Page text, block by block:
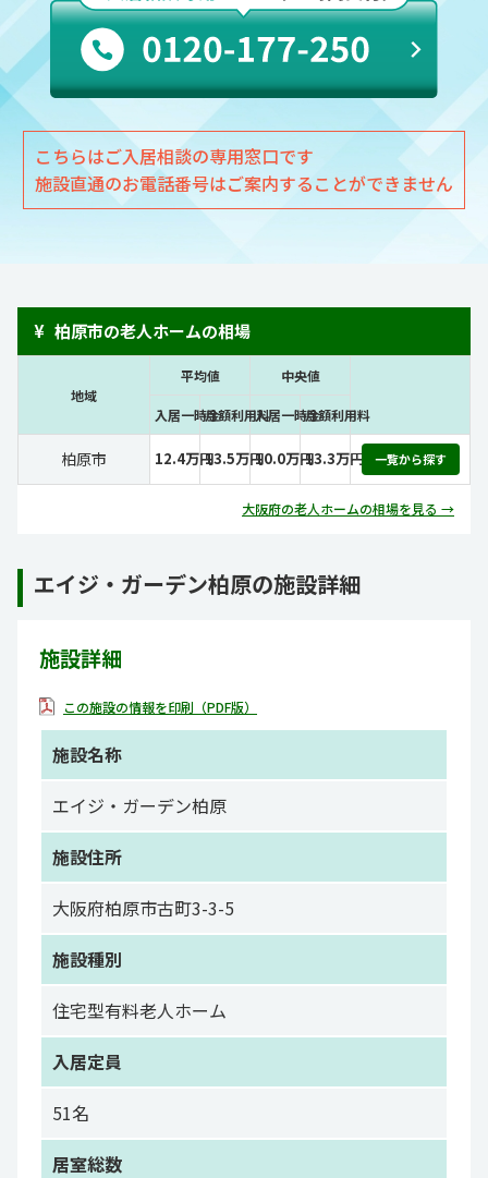
こちらはご入居相談の専用窓口です
施設直通のお電話番号はご案内することができません
¥ 柏原市の老人ホームの相場
地域
平均値 中央値
入居一時金月額利用料入居一時金月額利用料
柏原市 12.4万円13.5万円10.0万円13.3万円 一覧から探す
大阪府の老人ホームの相場を見る →
エイジ・ガーデン柏原の施設詳細
施設詳細
この施設の情報を印刷（PDF版）
施設名称
エイジ・ガーデン柏原
施設住所
大阪府柏原市古町3-3-5
施設種別
住宅型有料老人ホーム
入居定員
51名
居室総数